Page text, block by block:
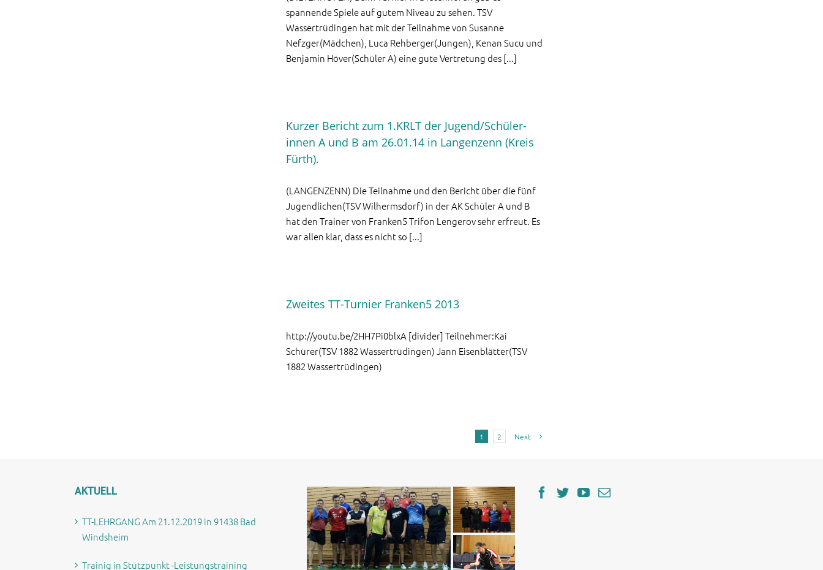
spannende Spiele auf gutem Niveau zu sehen. TSV
Wassertrüdingen hat mit der Teilnahme von Susanne
Nefzger(Mädchen), Luca Rehberger(Jungen), Kenan Sucu und
Benjamin Höver(Schüler A) eine gute Vertretung des [...]
Kurzer Bericht zum 1.KRLT der Jugend/Schüler-
innen A und B am 26.01.14 in Langenzenn (Kreis
Fürth).
(LANGENZENN) Die Teilnahme und den Bericht über die fünf
Jugendlichen(TSV Wilhermsdorf) in der AK Schüler A und B
hat den Trainer von Franken5 Trifon Lengerov sehr erfreut. Es
war allen klar, dass es nicht so [...]
Zweites TT-Turnier Franken5 2013
http://youtu.be/2HH7Pi0blxA [divider] Teilnehmer:Kai
Schürer(TSV 1882 Wassertrüdingen) Jann Eisenblätter(TSV
1882 Wassertrüdingen)
1 2 Next
AKTUELL
TT-LEHRGANG Am 21.12.2019 in 91438 Bad
Windsheim
Trainig in Stützpunkt -Leistungstraining